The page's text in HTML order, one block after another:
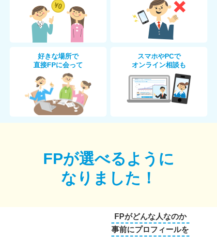
好きな場所で
直接FPに会って
スマホやPCで
オンライン相談も
FPが選べるように
なりました！
FPがどんな人なのか
事前にプロフィールを